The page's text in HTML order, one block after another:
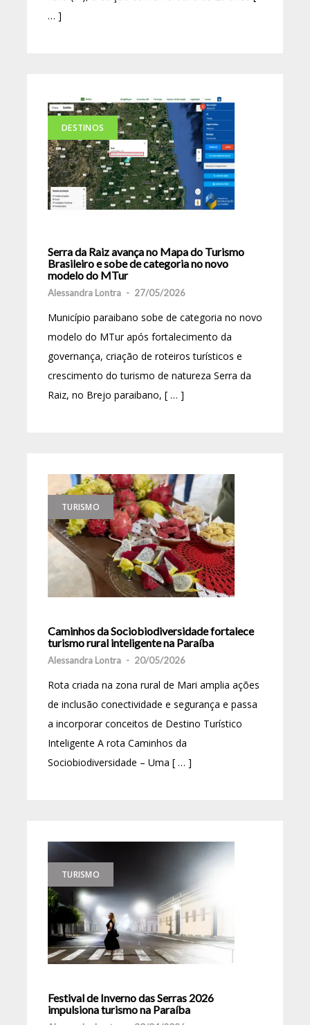
… ]
DESTINOS
Serra da Raiz avança no Mapa do Turismo
Brasileiro e sobe de categoria no novo
modelo do MTur
Alessandra Lontra - 27/05/2026
Município paraibano sobe de categoria no novo
modelo do MTur após fortalecimento da
governança, criação de roteiros turísticos e
crescimento do turismo de natureza Serra da
Raiz, no Brejo paraibano, [ … ]
TURISMO
Caminhos da Sociobiodiversidade fortalece
turismo rural inteligente na Paraíba
Alessandra Lontra - 20/05/2026
Rota criada na zona rural de Mari amplia ações
de inclusão conectividade e segurança e passa
a incorporar conceitos de Destino Turístico
Inteligente A rota Caminhos da
Sociobiodiversidade – Uma [ … ]
TURISMO
Festival de Inverno das Serras 2026
impulsiona turismo na Paraíba